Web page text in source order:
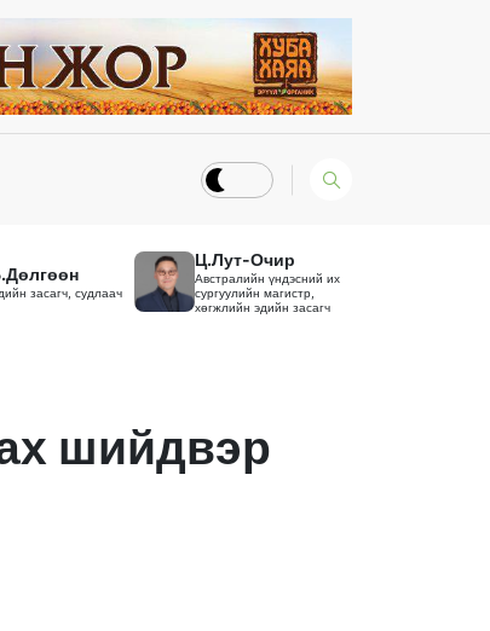
засагч, судлаач
Ц.Лут-Очир
Австралийн үндэсний их
сургуулийн магистр,
хөгжлийн эдийн засагч
шийдвэр